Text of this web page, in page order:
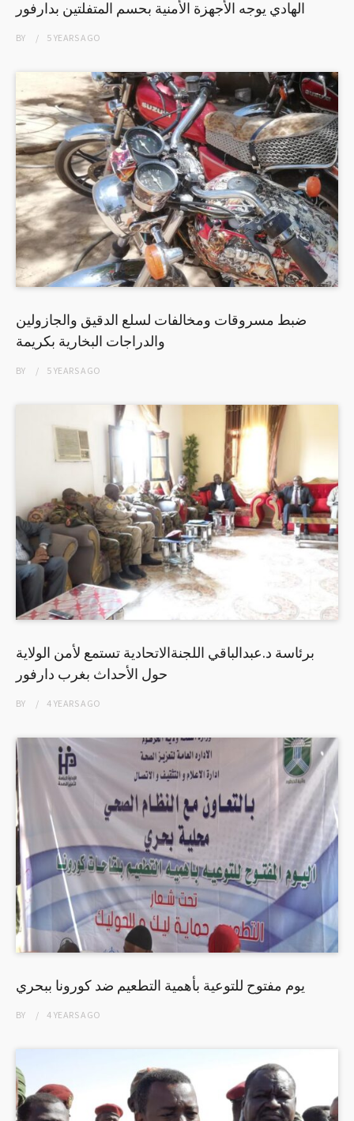
الهادي يوجه الأجهزة الأمنية بحسم المتفلتين بدارفور
BY 5 YEARSAGO
ضبط مسروقات ومخالفات لسلع الدقيق والجازولين
والدراجات البخارية بكريمة
BY 5 YEARSAGO
برئاسة د.عبدالباقي اللجنةالاتحادية تستمع لأمن الولاية
حول الأحداث بغرب دارفور
BY 4 YEARSAGO
يوم مفتوح للتوعية بأهمية التطعيم ضد كورونا ببحري
BY 4 YEARSAGO